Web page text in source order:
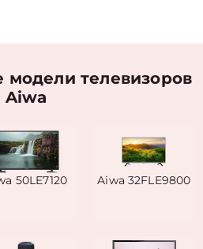
телевизоров
Aiwa
50LE7120 Aiwa 32FLE9800